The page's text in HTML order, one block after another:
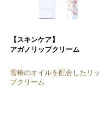
【スキンケア】
アガノリップクリーム
雪椿のオイルを配合したリッ
プクリーム